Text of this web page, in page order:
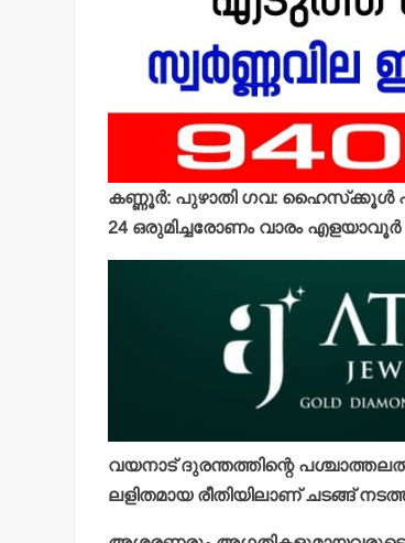
കണ്ണൂര്‍: പുഴാതി ഗവ: ഹൈസ്‌ക്കൂള്‍
24 ഒരുമിച്ചരോണം വാരം
വയനാട് ദുരന്തത്തിന്റെ
ലളിതമായ രീതിയിലാണ് ചടങ്ങ്